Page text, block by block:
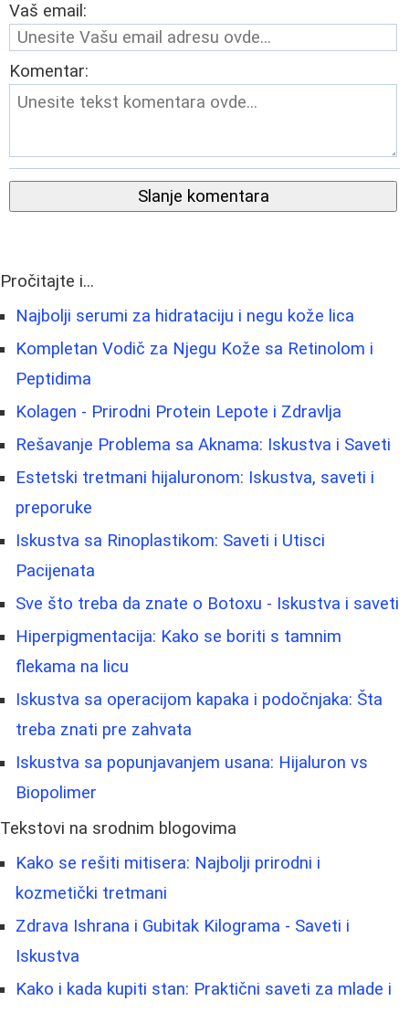
Vaš email:
Komentar:
Slanje komentara
Pročitajte i...
Najbolji serumi za hidrataciju i negu kože lica
Kompletan Vodič za Njegu Kože sa Retinolom i
Peptidima
Kolagen - Prirodni Protein Lepote i Zdravlja
Rešavanje Problema sa Aknama: Iskustva i Saveti
Estetski tretmani hijaluronom: Iskustva, saveti i
preporuke
Iskustva sa Rinoplastikom: Saveti i Utisci
Pacijenata
Sve što treba da znate o Botoxu - Iskustva i saveti
Hiperpigmentacija: Kako se boriti s tamnim
flekama na licu
Iskustva sa operacijom kapaka i podočnjaka: Šta
treba znati pre zahvata
Iskustva sa popunjavanjem usana: Hijaluron vs
Biopolimer
Tekstovi na srodnim blogovima
Kako se rešiti mitisera: Najbolji prirodni i
kozmetički tretmani
Zdrava Ishrana i Gubitak Kilograma - Saveti i
Iskustva
Kako i kada kupiti stan: Praktični saveti za mlade i